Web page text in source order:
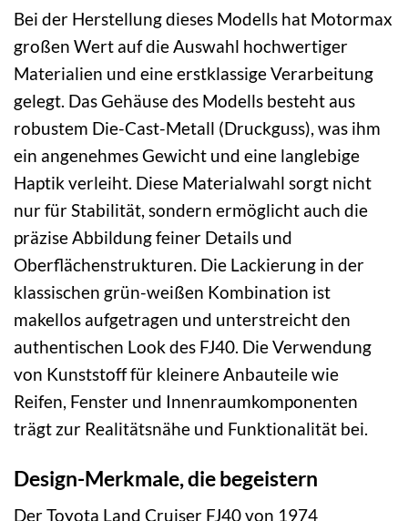
Bei der Herstellung dieses Modells hat Motormax
großen Wert auf die Auswahl hochwertiger
Materialien und eine erstklassige Verarbeitung
gelegt. Das Gehäuse des Modells besteht aus
robustem Die-Cast-Metall (Druckguss), was ihm
ein angenehmes Gewicht und eine langlebige
Haptik verleiht. Diese Materialwahl sorgt nicht
nur für Stabilität, sondern ermöglicht auch die
präzise Abbildung feiner Details und
Oberflächenstrukturen. Die Lackierung in der
klassischen grün-weißen Kombination ist
makellos aufgetragen und unterstreicht den
authentischen Look des FJ40. Die Verwendung
von Kunststoff für kleinere Anbauteile wie
Reifen, Fenster und Innenraumkomponenten
trägt zur Realitätsnähe und Funktionalität bei.
Design-Merkmale, die begeistern
Der Toyota Land Cruiser FJ40 von 1974